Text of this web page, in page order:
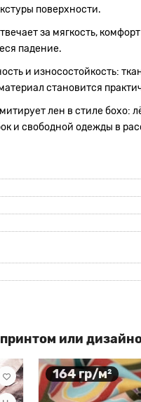
поверхности.
за мягкость,
падение.
и износостойкость:
становится
лен в стиле бохо:
и свободной одежды в
или
164 гр/м²